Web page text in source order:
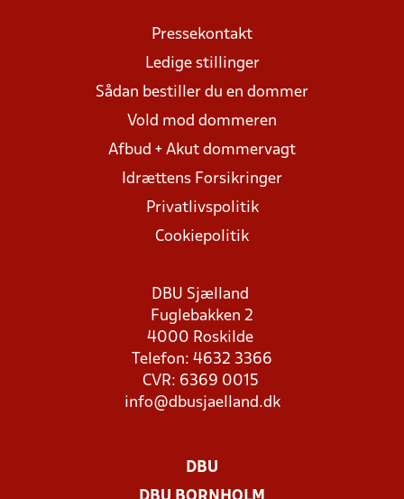
Pressekontakt
Ledige stillinger
Sådan bestiller du en dommer
Vold mod dommeren
Afbud + Akut dommervagt
Idrættens Forsikringer
Privatlivspolitik
Cookiepolitik
DBU Sjælland
Fuglebakken 2
4000 Roskilde
Telefon: 4632 3366
CVR: 6369 0015
info@dbusjaelland.dk
DBU